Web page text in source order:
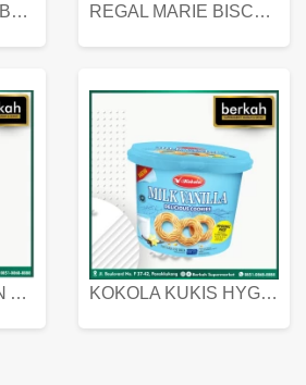
GERY HOLLANDA BUTTER COOKIES 450 GRAM REGAL MARIE BISCUIT KALENG 550 GRAM
UBM CORONATION ASSORTED BISKUIT KALENG 450 GRAM KOKOLA KUKIS HYGIENIC MILK VANILLA PACK 320 GR